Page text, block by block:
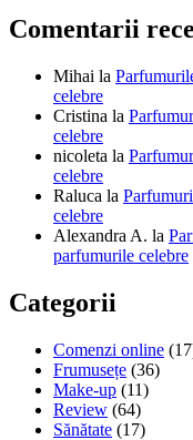
Comentarii
Mihai la
celebre
Cristina la
celebre
nicoleta la
celebre
Raluca la
celebre
Alexandra A. la
parfumurile celebre
Categorii
Comenzi online
Frumusețe (36)
Make-up (11)
Review (64)
Sănătate (17)